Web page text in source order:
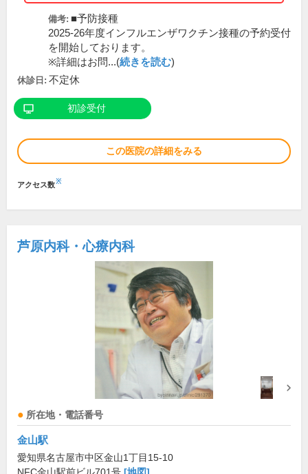
備考: ■予防接種
2025-26年度インフルエンザワクチン接種の予約受付
を開始しております。
※詳細はお問...(続きを読む)
休診日: 不定休
初診受付
この医院の詳細をみる
アクセス数※
芦原内科・心療内科
所在地・電話番号
金山駅
愛知県名古屋市中区金山1丁目15-10